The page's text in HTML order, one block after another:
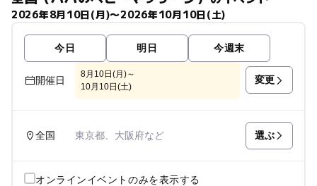
2026年8月10日(月)〜2026年10月10日(土)
今日 明日 今週末
開催日
8月10日(月)～
10月10日(土)
変更
全国 東京都、大阪府など 選ぶ
オンラインイベントのみを表示する